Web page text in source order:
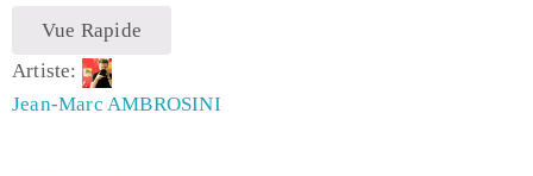
Vue Rapide
Artiste:
Jean-Marc AMBROSINI